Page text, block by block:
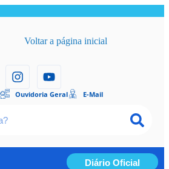
Ouvidoria Geral E-Mail
Diário Oficial